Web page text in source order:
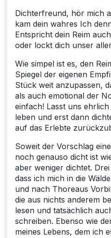
Dichterfreund, hör mich
kam dein wahres Ich
Entspricht dein Reim
oder lockt dich unser
Wie simpel ist es, den
Spiegel der eigenen
Stück weit anzupassen,
als auch emotional der
einfach! Lasst uns
leben und erst dann
auf das Erlebte
Soweit der Vorschlag
noch genauso dicht ist
aber weniger dichtet.
dass ich mich in die
und nach Thoreaus
die aus nichts anderem
lesen und tatsächlich
schreiben. Ebenso wie
meines Lebens, dem ich